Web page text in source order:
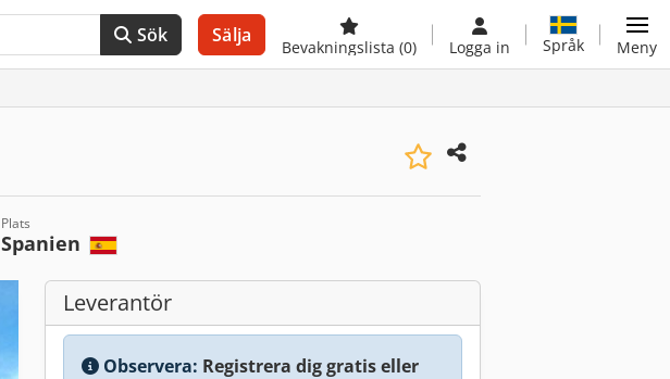
Sök Sälja
Bevakningslista (0) Logga in Språk Meny
Plats
Spanien
Leverantör
Observera: Registrera dig gratis eller